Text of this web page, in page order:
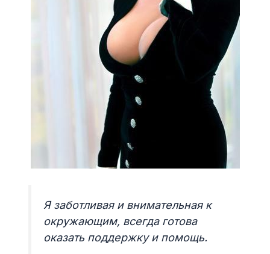
Я заботливая и внимательная к
окружающим, всегда готова
оказать поддержку и помощь.